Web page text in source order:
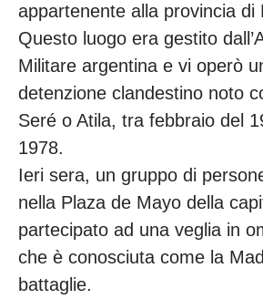
appartenente alla provincia di
Questo luogo era gestito
Militare argentina e vi operò
detenzione clandestino noto
Seré o Atila, tra febbraio del
1978.
Ieri sera, un gruppo di
nella Plaza de Mayo della
partecipato ad una veglia in
che è conosciuta come la
battaglie.